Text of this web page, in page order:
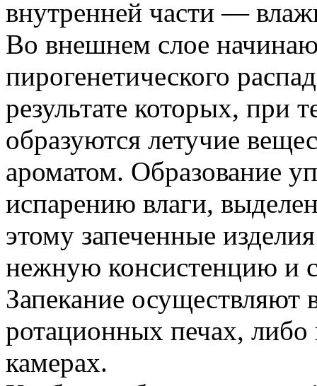
внутренней части —
Во внешнем слое
пирогенетического
результате которых, при
образуются летучие
ароматом. Образование
испарению влаги,
этому запеченные
нежную консистенцию и
Запекание осуществляют
ротационных печах,
камерах.